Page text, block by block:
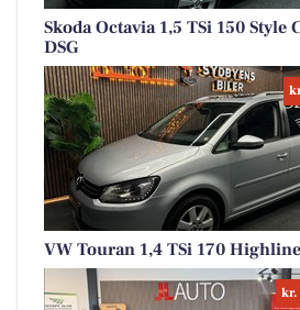
Skoda Octavia 1,5 TSi 150 Style
DSG
VW Touran 1,4 TSi 170
kr.